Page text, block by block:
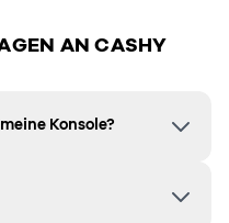
AN CASHY
Konsole?